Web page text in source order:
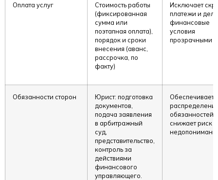
Оплата услуг
Стоимость работы
(фиксированная
сумма или
поэтапная оплата),
порядок и сроки
внесения (аванс,
рассрочка, по
факту)
Исключает
платежи и
финансовые
условия
прозрачными
Обязанности сторон
Юрист: подготовка
документов,
подача заявления
в арбитражный
суд,
представительство,
контроль за
действиями
финансового
управляющего.
Обеспечивает
обязанностей
снижает риск